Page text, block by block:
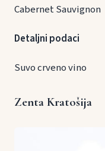
Cabernet Sauvignon
Detaljni podaci
Suvo crveno vino
Zenta Kratošija